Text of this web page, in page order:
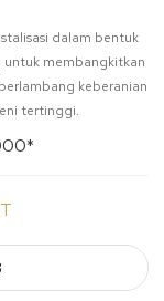
dalam bentuk
untuk membangkitkan
keberanian
tertinggi.